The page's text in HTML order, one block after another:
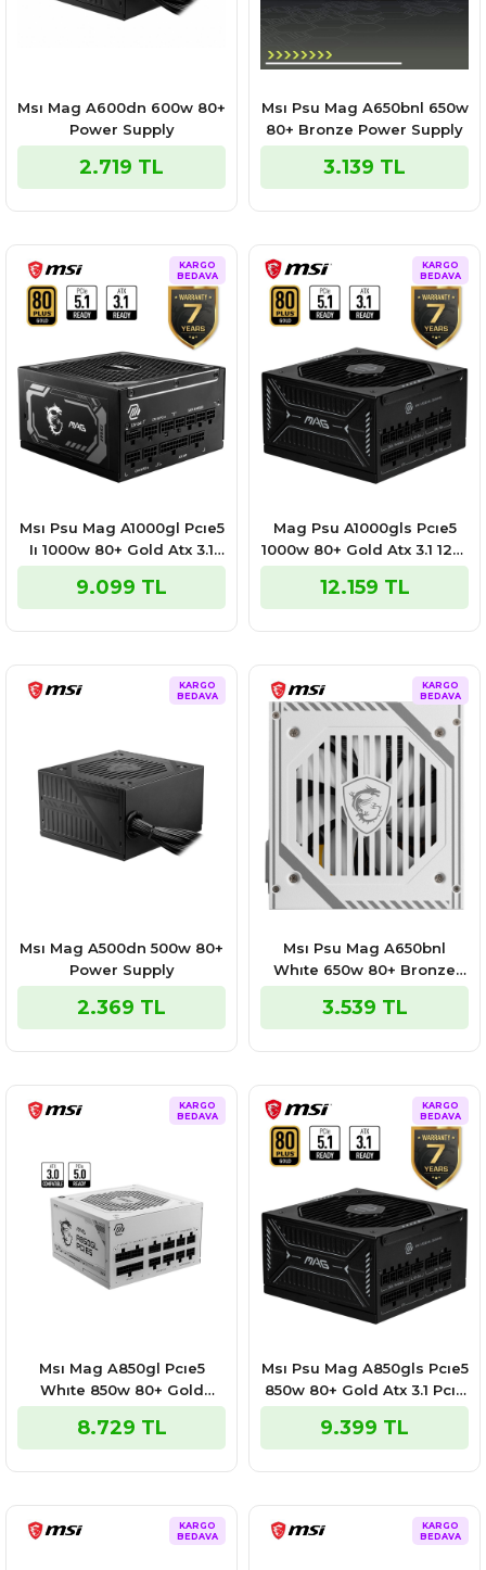
Msı Mag A600dn 600w 80+
Power Supply
2.719 TL
Msı Psu Mag A650bnl 650w
80+ Bronze Power Supply
3.139 TL
Msı Psu Mag A1000gl Pcıe5
Iı 1000w 80+ Gold Atx 3.1
Pcıe 5.1 Power Supply
9.099 TL
KARGO
BEDAVA
Mag Psu A1000gls Pcıe5
1000w 80+ Gold Atx 3.1 12v-
2x6 Power Supply
12.159 TL
KARGO
BEDAVA
Msı Mag A500dn 500w 80+
Power Supply
2.369 TL
KARGO
BEDAVA
Msı Psu Mag A650bnl
Whıte 650w 80+ Bronze
Power Supply
3.539 TL
KARGO
BEDAVA
Msı Mag A850gl Pcıe5
Whıte 850w 80+ Gold
Power Supply-Beyaz
8.729 TL
KARGO
BEDAVA
Msı Psu Mag A850gls Pcıe5
850w 80+ Gold Atx 3.1 Pcıe
5.1 2x 12v-2x6 Power
Supply
9.399 TL
KARGO
BEDAVA
KARGO
BEDAVA
KARGO
BEDAVA